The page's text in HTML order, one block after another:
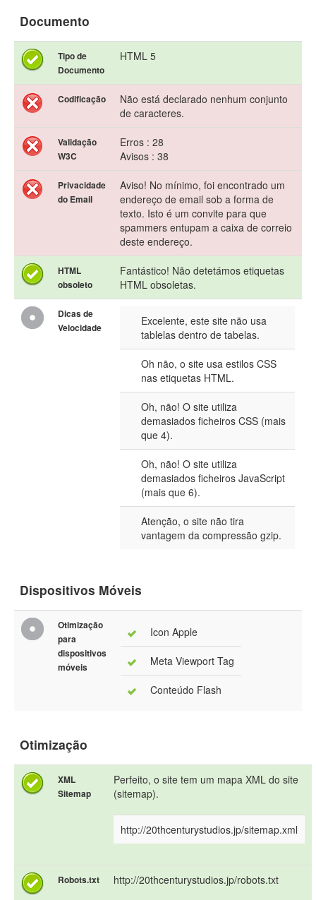
Documento
Tipo de
Documento
HTML 5
Codificação
Não está declarado nenhum conjunto
de caracteres.
Validação
W3C
Erros : 28
Avisos : 38
Privacidade
do Email
Aviso! No mínimo, foi encontrado um
endereço de email sob a forma de
texto. Isto é um convite para que
spammers entupam a caixa de correio
deste endereço.
HTML
obsoleto
Fantástico! Não detetámos etiquetas
HTML obsoletas.
Dicas de
Velocidade
Excelente, este site não usa
tablelas dentro de tabelas.
Oh não, o site usa estilos CSS
nas etiquetas HTML.
Oh, não! O site utiliza
demasiados ficheiros CSS (mais
que 4).
Oh, não! O site utiliza
demasiados ficheiros JavaScript
(mais que 6).
Atenção, o site não tira
vantagem da compressão gzip.
Dispositivos Móveis
Otimização
para
dispositivos
móveis
Icon Apple
Meta Viewport Tag
Conteúdo Flash
Otimização
XML
Sitemap
Perfeito, o site tem um mapa XML do site
(sitemap).
http://20thcenturystudios.jp/sitemap.xml
Robots.txt
http://20thcenturystudios.jp/robots.txt